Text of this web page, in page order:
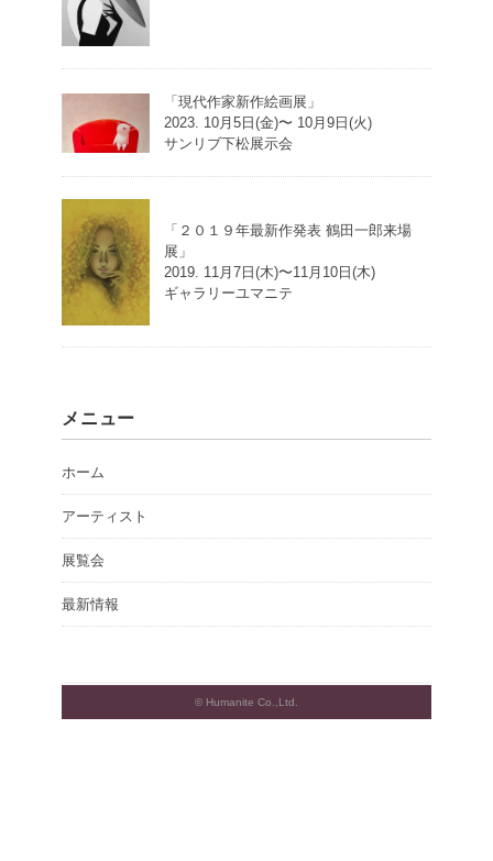
「現代作家新作絵画展」
2023. 10月5日(金)〜 10月9日(火)
サンリブ下松展示会
「２０１９年最新作発表 鶴田一郎来場
展」
2019. 11月7日(木)〜11月10日(木)
ギャラリーユマニテ
メニュー
ホーム
アーティスト
展覧会
最新情報
© Humanite Co.,Ltd.